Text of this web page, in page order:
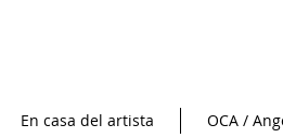
En casa del artista OCA /